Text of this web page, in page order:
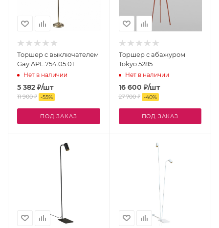
Торшер с выключателем
Gay APL.754.05.01
Нет в наличии
5 382 ₽/шт
11 900₽ -55%
ПОД ЗАКАЗ
Торшер с абажуром
Tokyo 5285
Нет в наличии
16 600 ₽/шт
27 700₽ -40%
ПОД ЗАКАЗ